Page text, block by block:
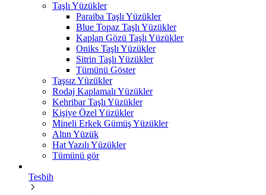
Taşlı Yüzükler
Paraiba Taşlı Yüzükler
Blue Topaz Taşlı Yüzükler
Kaplan Gözü Taşlı Yüzükler
Oniks Taşlı Yüzükler
Sitrin Taşlı Yüzükler
Tümünü Göster
Taşsız Yüzükler
Rodaj Kaplamalı Yüzükler
Kehribar Taşlı Yüzükler
Kişiye Özel Yüzükler
Mineli Erkek Gümüş Yüzükler
Altın Yüzük
Hat Yazılı Yüzükler
Tümünü gör
Tesbih